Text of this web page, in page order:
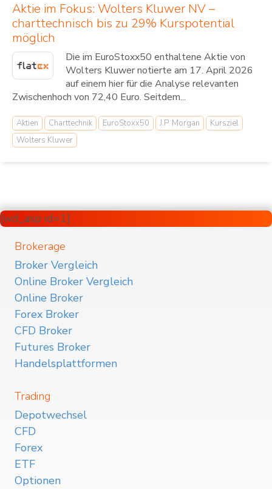
Aktie im Fokus: Wolters Kluwer NV –
charttechnisch bis zu 29% Kurspotential
möglich
Die im EuroStoxx50 enthaltene Aktie von
Wolters Kluwer notierte am 17. April 2026
auf einem hier für die Analyse relevanten
Zwischenhoch von 72,40 Euro. Seitdem...
Aktien Charttechnik EuroStoxx50 J.P. Morgan
Kursziel
Wolters Kluwer
[wd_asp id=1]
Brokerage
Broker Vergleich
Online Broker Vergleich
Online Broker
Forex Broker
CFD Broker
Futures Broker
Handelsplattformen
Trading
Depotwechsel
CFD
Forex
ETF
Optionen